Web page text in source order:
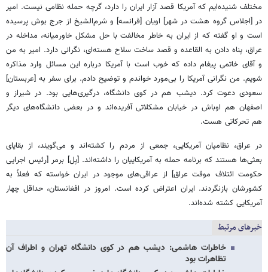
مختلف شنیده‌ایم‌ که آمریکا قصد آزار ایران را دارد، گرچه حمله نظامی نیست. امیر
در [اجلاس گروه هشت در شهر] اویان [فرانسه] و شرم‌الشیخ از جرج بوش پرسیده
است و او گفته‌ که از ایران به خاطر مخالفت با حل مشکل خاورمیانه، مداخله در
عراق، پناه دادن به القاعده و قصد ساخت سلاح هسته‌ای، نگرانی دارد. امیر به من
و آقای خاتمی پیغام داده‌ که خوب است با آمریکا درباره این مسائل وارد مذاکره
شویم. من نگرانی‌ آمریکا را بی‌مورد خواندم و توضیح دادم. برای سفر به [عربستان]
سعودی دعوت‌ کرد. دیشب هم در کوی دانشگاه، درگیری‌هایی بود. در شیراز و
اصفهان هم اوباش در خیابان مشکلاتی آفریده‌اند و در بعضی دانشگاه‌های دیگر
هم تحرکاتی هست.
در عراق، نظامیان آمریکایی، جمعی از مردم را کشته‌اند و می‌گویند، از بقایای
بعثی‌ها هستند که برنامه حمله به آمریکاییان را داشته‌اند. [پل] برمر [رئیس اجرایی
حکومت ائتلاف موقت عراق] از عراقی‌های موجود در ایران خواسته که فعلاً به
کشورشان بازنگردند. ایران اعتراض‌ کرده است. امروز در افغانستان، حداقل چهار
آمریکایی‌ کشته شده‌اند.
خبرهای مرتبط
خاطرات هاشمی: دیشب‌ هم در کوی دانشگاه‌ تهران و اطراف‌ آن
تظاهرات بود